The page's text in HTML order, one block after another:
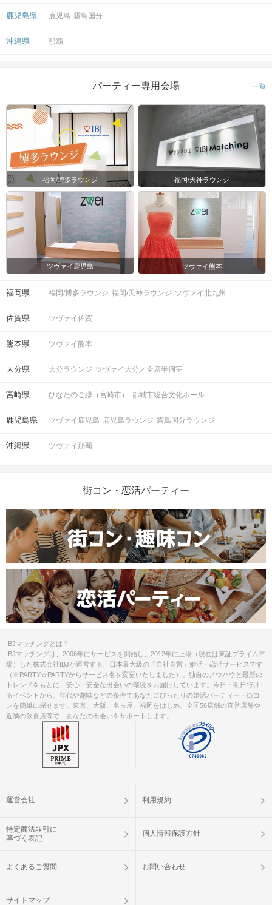
鹿児島県 鹿児島 霧島国分
沖縄県 那覇
パーティー専用会場 一覧
福岡/博多ラウンジ 福岡/天神ラウンジ
ツヴァイ鹿児島 ツヴァイ熊本
福岡県 福岡/博多ラウンジ 福岡/天神ラウンジ ツヴァイ北九州
佐賀県 ツヴァイ佐賀
熊本県 ツヴァイ熊本
大分県 大分ラウンジ ツヴァイ大分／全席半個室
宮崎県 ひなたのご縁（宮崎市） 都城市総合文化ホール
鹿児島県 ツヴァイ鹿児島 鹿児島ラウンジ 霧島国分ラウンジ
沖縄県 ツヴァイ那覇
街コン・恋活パーティー
IBJマッチングとは？
IBJマッチングは、2006年にサービスを開始し、2012年に上場（現在は東証プライム市
場）した株式会社IBJが運営する、日本最大級の「自社直営」婚活・恋活サービスです
（※PARTY☆PARTYからサービス名を変更いたしました）。独自のノウハウと最新の
トレンドをもとに、安心・安全な出会いの環境をお届けしています。今日・明日行け
るイベントから、年代や趣味などの条件であなたにぴったりの婚活パーティー・街コ
ンを簡単に探せます。東京、大阪、名古屋、福岡をはじめ、全国56店舗の直営店舗や
近隣の飲食店等で、あなたの出会いをサポートします。
運営会社 利用規約
特定商法取引に
基づく表記
個人情報保護方針
よくあるご質問 お問い合わせ
サイトマップ